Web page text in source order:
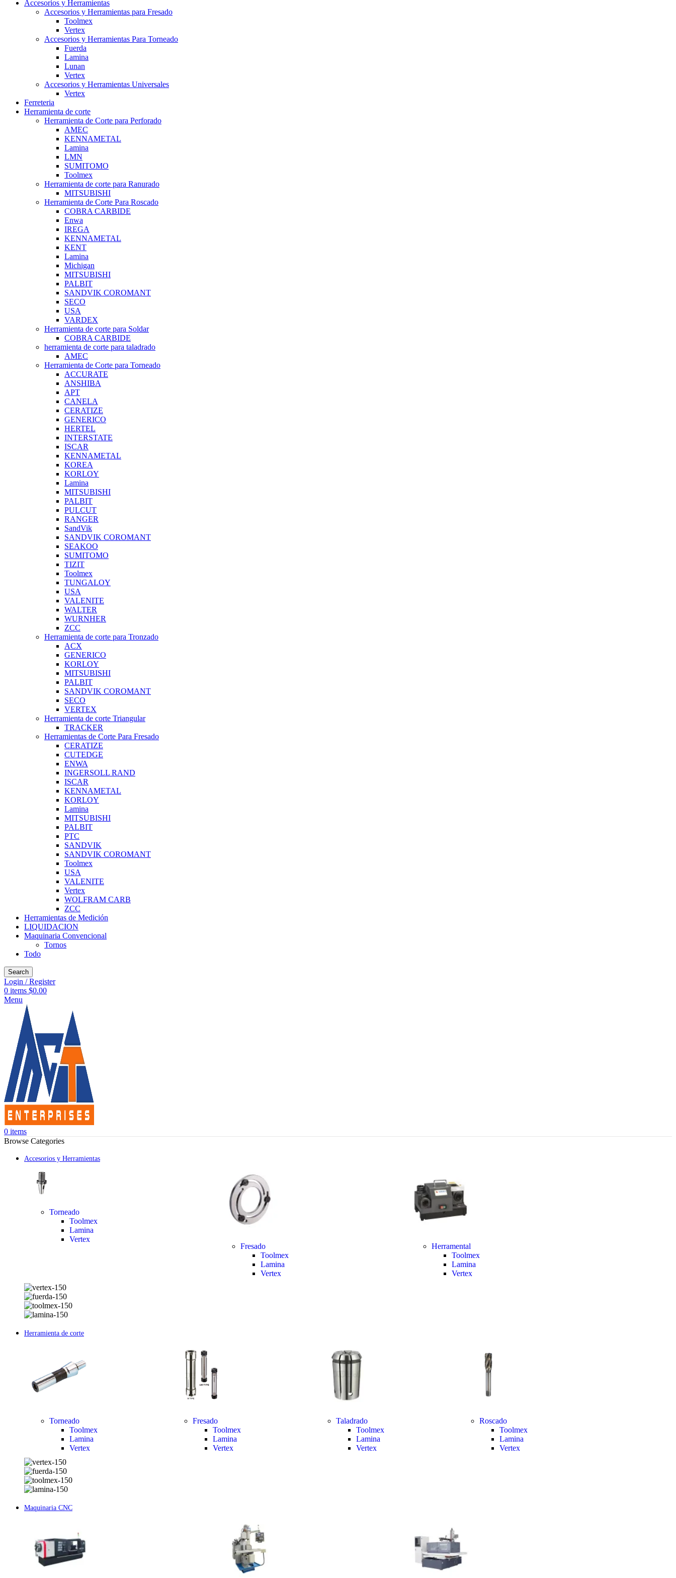
Accesorios y Herramientas
Accesorios y Herramientas para Fresado
Toolmex
Vertex
Accesorios y Herramientas Para Torneado
Fuerda
Lamina
Lunan
Vertex
Accesorios y Herramientas Universales
Vertex
Ferreteria
Herramienta de corte
Herramienta de Corte para Perforado
AMEC
KENNAMETAL
Lamina
LMN
SUMITOMO
Toolmex
Herramienta de corte para Ranurado
MITSUBISHI
Herramienta de Corte Para Roscado
COBRA CARBIDE
Enwa
IREGA
KENNAMETAL
KENT
Lamina
Michigan
MITSUBISHI
PALBIT
SANDVIK COROMANT
SECO
USA
VARDEX
Herramienta de corte para Soldar
COBRA CARBIDE
herramienta de corte para taladrado
AMEC
Herramienta de Corte para Torneado
ACCURATE
ANSHIBA
APT
CANELA
CERATIZE
GENERICO
HERTEL
INTERSTATE
ISCAR
KENNAMETAL
KOREA
KORLOY
Lamina
MITSUBISHI
PALBIT
PULCUT
RANGER
SandVik
SANDVIK COROMANT
SEAKOO
SUMITOMO
TIZIT
Toolmex
TUNGALOY
USA
VALENITE
WALTER
WURNHER
ZCC
Herramienta de corte para Tronzado
ACX
GENERICO
KORLOY
MITSUBISHI
PALBIT
SANDVIK COROMANT
SECO
VERTEX
Herramienta de corte Triangular
TRACKER
Herramientas de Corte Para Fresado
CERATIZE
CUTEDGE
ENWA
INGERSOLL RAND
ISCAR
KENNAMETAL
KORLOY
Lamina
MITSUBISHI
PALBIT
PTC
SANDVIK
SANDVIK COROMANT
Toolmex
USA
VALENITE
Vertex
WOLFRAM CARB
ZCC
Herramientas de Medición
LIQUIDACION
Maquinaria Convencional
Tornos
Todo
Search
Login / Register
0 items $0.00
Menu
0 items
Browse Categories
Accesorios y Herramientas
Torneado
Toolmex
Lamina
Vertex
Fresado
Toolmex
Lamina
Vertex
Herramental
Toolmex
Lamina
Vertex
Herramienta de corte
Torneado
Toolmex
Lamina
Vertex
Fresado
Toolmex
Lamina
Vertex
Taladrado
Toolmex
Lamina
Vertex
Roscado
Toolmex
Lamina
Vertex
Maquinaria CNC